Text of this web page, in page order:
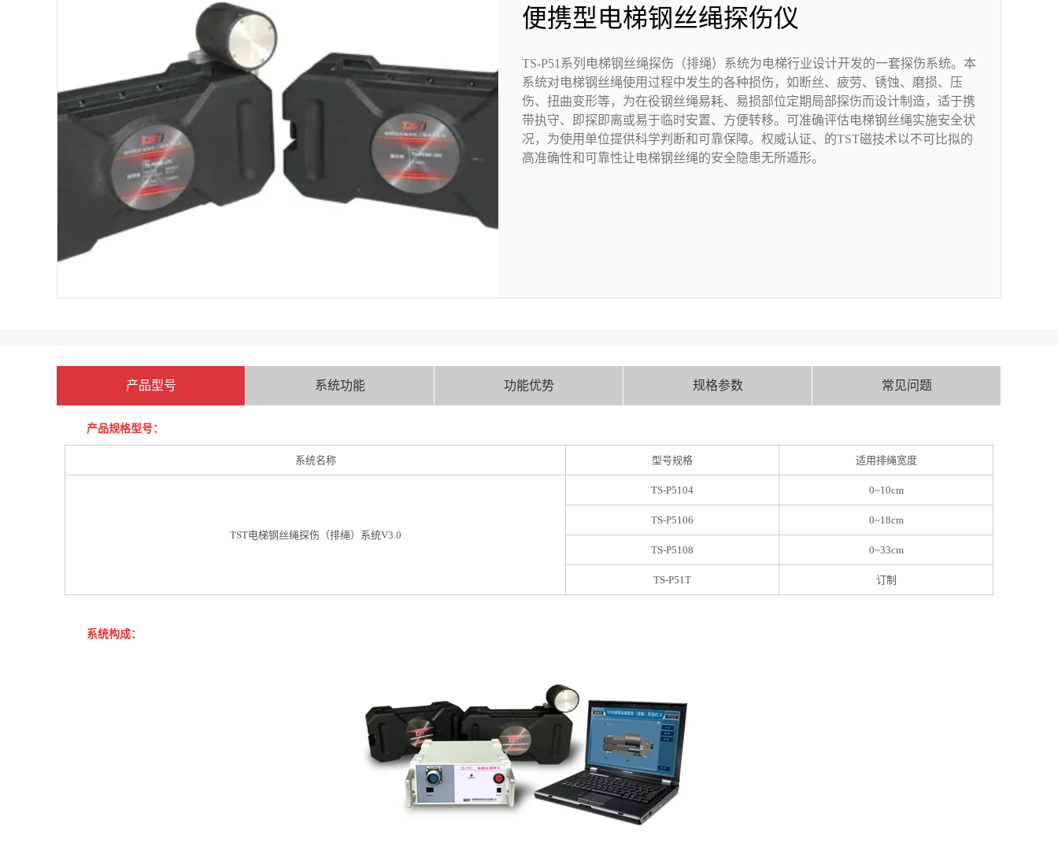
便携型电梯钢丝绳探伤仪
TS-P51系列电梯钢丝绳探伤（排绳）系统为电梯行业设计开发的一套探伤系统。本
系统对电梯钢丝绳使用过程中发生的各种损伤，如断丝、疲劳、锈蚀、磨损、压
伤、扭曲变形等，为在役钢丝绳易耗、易损部位定期局部探伤而设计制造，适于携
带执守、即探即离或易于临时安置、方便转移。可准确评估电梯钢丝绳实施安全状
况，为使用单位提供科学判断和可靠保障。权威认证、的TST磁技术以不可比拟的
高准确性和可靠性让电梯钢丝绳的安全隐患无所遁形。
产品型号 系统功能 功能优势 规格参数 常见问题
产品规格型号：
系统名称 型号规格 适用排绳宽度
TST电梯钢丝绳探伤（排绳）系统V3.0
TS-P5104 0~10cm
TS-P5106 0~18cm
TS-P5108 0~33cm
TS-P51T 订制
系统构成：